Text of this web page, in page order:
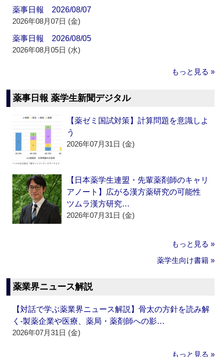
薬事日報 2026/08/07
2026年08月07日 (金)
薬事日報 2026/08/05
2026年08月05日 (水)
もっと見る »
薬事日報 薬学生新聞デジタル
【薬ゼミ国試対策】計算問題を意識しよ
う
2026年07月31日 (金)
【日本薬学生連盟・先輩薬剤師のキャリ
アノート】広がる漢方薬研究の可能性
ツムラ漢方研究…
2026年07月31日 (金)
もっと見る »
薬学生向け書籍 »
薬業界ニュース解説
【対話で学ぶ薬業界ニュース解説】骨太の方針を読み解
く‐製薬企業や医療、薬局・薬剤師への影…
2026年07月31日 (金)
もっと見る »